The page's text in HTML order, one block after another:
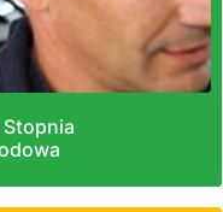
Stopnia